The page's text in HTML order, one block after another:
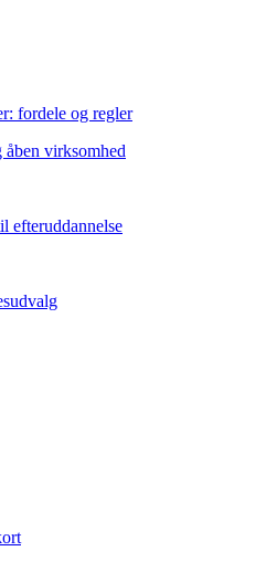
fordele og regler
virksomhed
efteruddannelse